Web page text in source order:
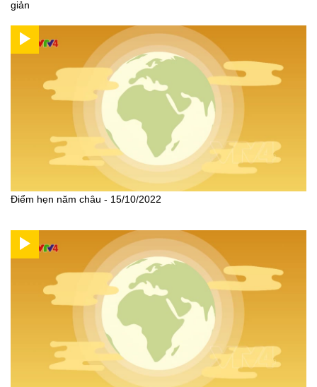
giản
Điểm hẹn năm châu - 15/10/2022